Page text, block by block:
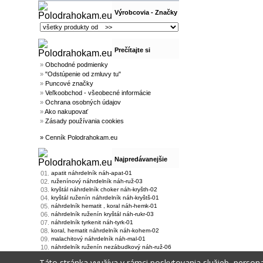
Výrobcovia - Značky
Prečítajte si
» Obchodné podmienky
» "Odstúpenie od zmluvy tu"
» Puncové značky
» Veľkoobchod - všeobecné informácie
» Ochrana osobných údajov
»Ako nakupovať
» Zásady používania cookies
» Cenník Polodrahokam.eu
Najpredávanejšie
01.
apatit náhrdelník náh-apat-01
02. ruženínový náhrdelník náh-ruž-03
03. kryštál náhrdelník choker náh-kryšth-02
04. kryštál ruženín náhrdelník náh-kryštš-01
05. náhrdelník hematit , koral náh-hemk-01
06. náhrdelník ruženín kryštál náh-rukr-03
07. náhrdelník tyrkenit náh-tyrk-01
08. koral, hematit náhrdelník náh-kohem-02
09. malachitový náhrdelník náh-mal-01
10. náhrdelník ruženín nezábudkový náh-ruž-06